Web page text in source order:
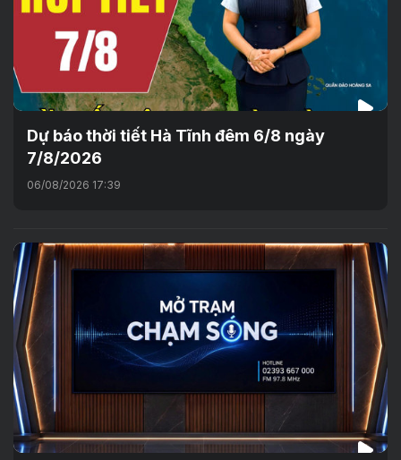
Dự báo thời tiết Hà Tĩnh đêm 6/8 ngày
7/8/2026
06/08/2026 17:39